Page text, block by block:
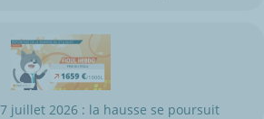
juillet 2026 : la hausse se poursuit